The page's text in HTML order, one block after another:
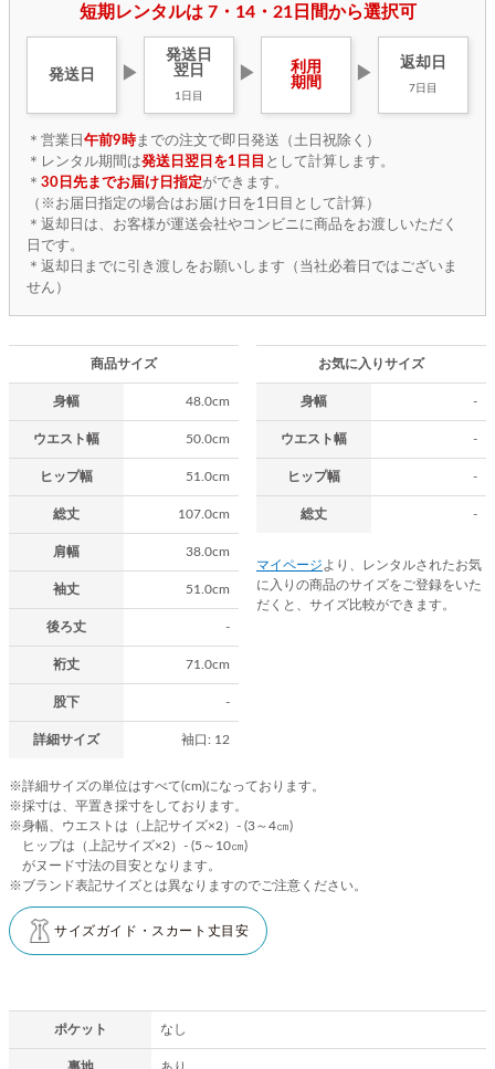
短期レンタルは 7・14・21日間から選択可
発送日 ▶
発送日
翌日
1日目
▶
利用
期間
▶
返却日
7日目
＊営業日 午前9時までの注文で即日発送（土日祝除く）
＊レンタル期間は発送日翌日を1日目 として計算します。
＊ 30日先までお届け日指定ができます。
（※お届日指定の場合はお届け日を1日目として計算）
＊返却日は、お客様が運送会社やコンビニに商品をお渡しいただく
日です。
＊返却日までに引き渡しをお願いします（当社必着日ではございま
せん）
商品サイズ
身幅 48.0cm
ウエスト幅 50.0cm
ヒップ幅 51.0cm
総丈 107.0cm
肩幅 38.0cm
袖丈 51.0cm
後ろ丈 -
裄丈 71.0cm
股下 -
詳細サイズ 袖口: 12
お気に入りサイズ
身幅 -
ウエスト幅 -
ヒップ幅 -
総丈 -
マイページ より、レンタルされたお気
に入りの商品のサイズをご登録をいた
だくと、サイズ比較ができます。
※詳細サイズの単位はすべて(cm)になっております。
※採寸は、平置き採寸をしております。
※身幅、ウエストは（上記サイズ×2）- (3～4㎝)
ヒップは（上記サイズ×2）- (5～10㎝)
がヌード寸法の目安となります。
※ブランド表記サイズとは異なりますのでご注意ください。
サイズガイド・スカート丈目安
ポケット なし